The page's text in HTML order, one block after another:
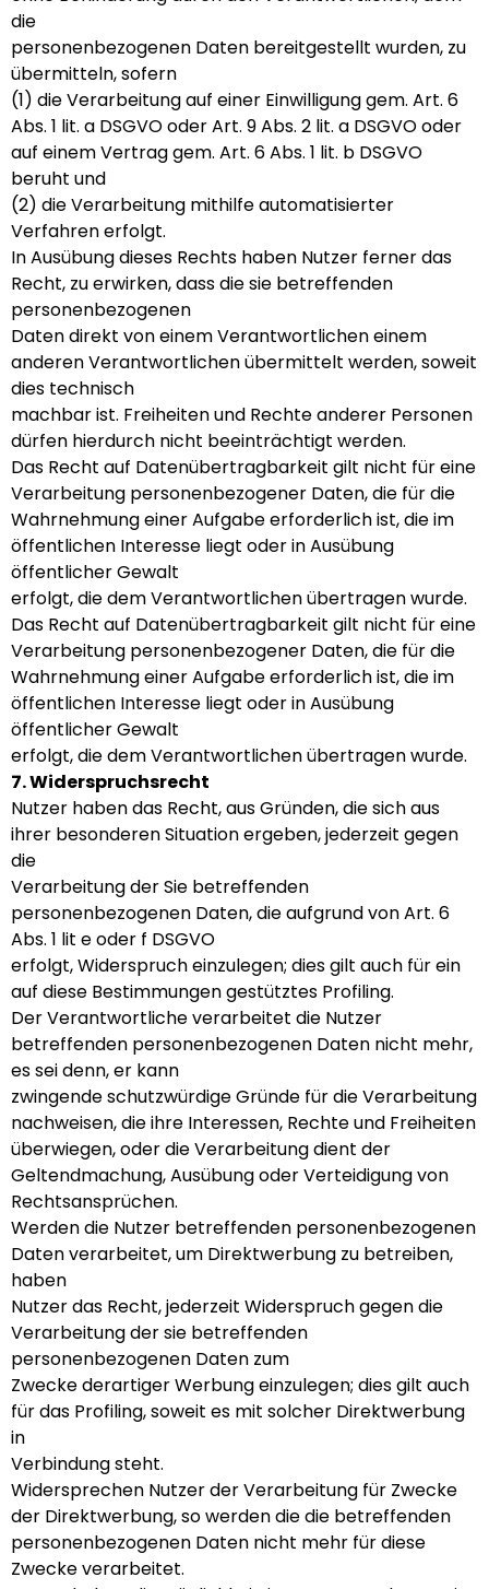
die
personenbezogenen Daten bereitgestellt wurden, zu
übermitteln, sofern
(1) die Verarbeitung auf einer Einwilligung gem. Art. 6
Abs. 1 lit. a DSGVO oder Art. 9 Abs. 2 lit. a DSGVO oder
auf einem Vertrag gem. Art. 6 Abs. 1 lit. b DSGVO
beruht und
(2) die Verarbeitung mithilfe automatisierter
Verfahren erfolgt.
In Ausübung dieses Rechts haben Nutzer ferner das
Recht, zu erwirken, dass die sie betreffenden
personenbezogenen
Daten direkt von einem Verantwortlichen einem
anderen Verantwortlichen übermittelt werden, soweit
dies technisch
machbar ist. Freiheiten und Rechte anderer Personen
dürfen hierdurch nicht beeinträchtigt werden.
Das Recht auf Datenübertragbarkeit gilt nicht für eine
Verarbeitung personenbezogener Daten, die für die
Wahrnehmung einer Aufgabe erforderlich ist, die im
öffentlichen Interesse liegt oder in Ausübung
öffentlicher Gewalt
erfolgt, die dem Verantwortlichen übertragen wurde.
Das Recht auf Datenübertragbarkeit gilt nicht für eine
Verarbeitung personenbezogener Daten, die für die
Wahrnehmung einer Aufgabe erforderlich ist, die im
öffentlichen Interesse liegt oder in Ausübung
öffentlicher Gewalt
erfolgt, die dem Verantwortlichen übertragen wurde.
7. Widerspruchsrecht
Nutzer haben das Recht, aus Gründen, die sich aus
ihrer besonderen Situation ergeben, jederzeit gegen
die
Verarbeitung der Sie betreffenden
personenbezogenen Daten, die aufgrund von Art. 6
Abs. 1 lit e oder f DSGVO
erfolgt, Widerspruch einzulegen; dies gilt auch für ein
auf diese Bestimmungen gestütztes Profiling.
Der Verantwortliche verarbeitet die Nutzer
betreffenden personenbezogenen Daten nicht mehr,
es sei denn, er kann
zwingende schutzwürdige Gründe für die Verarbeitung
nachweisen, die ihre Interessen, Rechte und Freiheiten
überwiegen, oder die Verarbeitung dient der
Geltendmachung, Ausübung oder Verteidigung von
Rechtsansprüchen.
Werden die Nutzer betreffenden personenbezogenen
Daten verarbeitet, um Direktwerbung zu betreiben,
haben
Nutzer das Recht, jederzeit Widerspruch gegen die
Verarbeitung der sie betreffenden
personenbezogenen Daten zum
Zwecke derartiger Werbung einzulegen; dies gilt auch
für das Profiling, soweit es mit solcher Direktwerbung
in
Verbindung steht.
Widersprechen Nutzer der Verarbeitung für Zwecke
der Direktwerbung, so werden die die betreffenden
personenbezogenen Daten nicht mehr für diese
Zwecke verarbeitet.